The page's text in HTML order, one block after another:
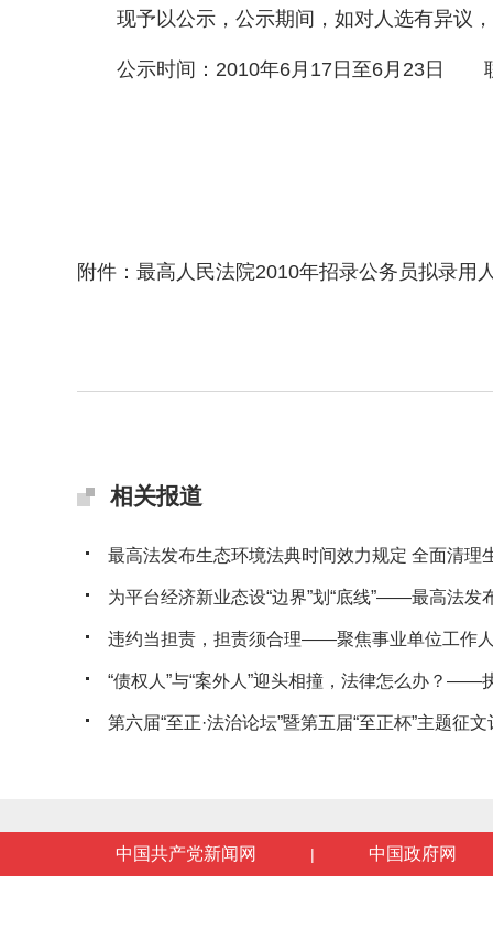
现予以公示，公示期间，如对人选有异
公示时间：2010年6月17日至6月23日
附件：最高人民法院2010年招录公务员拟录用
相关报道
最高法发布生态环境法典时间效力规定 全面清理
为平台经济新业态设“边界”划“底线”——最高法发
违约当担责，担责须合理——聚焦事业单位工作
“债权人”与“案外人”迎头相撞，法律怎么办？——
第六届“至正·法治论坛”暨第五届“至正杯”主题征文
中国共产党新闻网 | 中国政府网